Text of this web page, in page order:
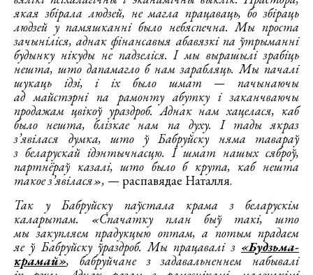
якая збірала людзей, не магла працаваць, бо збіраць
людзей у памяшканні было небяспечна. Мы проста
зачыніліся, аднак фінансавыя абавязкі па ўтрыманні
будынку нікуды не падзеліся. І мы вырашылі зрабіць
нешта, што дапамагло б нам зарабляць. Мы пачалі
шукаць ідэі, і іх было шмат — пачынаючы
ад майстэрні па рамонту абутку і заканчваючы
продажам цвікоў ураздроб. Аднак нам хацелася, каб
было нешта, блізкае нам па духу. І тады якраз
з’явілася думка, што ў Бабруйску няма тавараў
з беларускай ідэнтычнасцю. І шмат нашых сяброў,
партнёраў казалі, што было б крута, каб нешта
такое з’явілася», — распавядае Наталля.
Так у Бабруйску паўстала крама з беларускім
каларытам. «Спачатку план быў такі, што
мы закупляем прадукцыю оптам, а потым прадаем
яе ў Бабруйску ўраздроб. Мы працавалі з «Будзьма-
крамай», бабруйчане з задавальненнем набывалі